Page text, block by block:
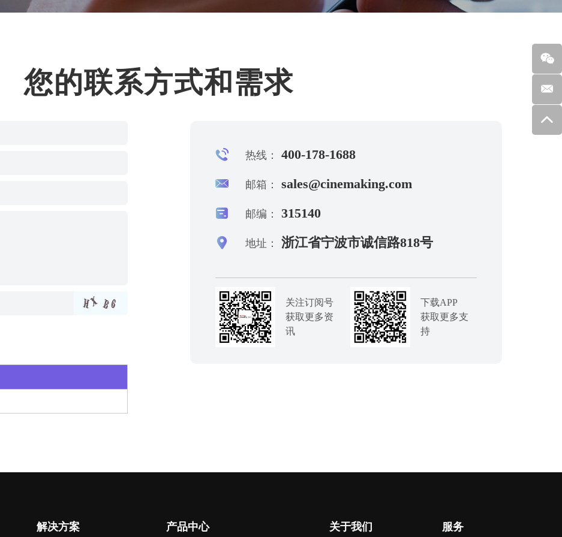
您的联系方式和需求
热线： 400-178-1688
邮箱： sales@cinemaking.com
邮编： 315140
地址： 浙江省宁波市诚信路818号
关注订阅号
获取更多资
讯
下载APP
获取更多支
持
解决方案 产品中心 关于我们 服务